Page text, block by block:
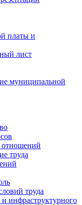
платы и
лист
муниципальной
отношений
труда
труда
и инфраструктурного